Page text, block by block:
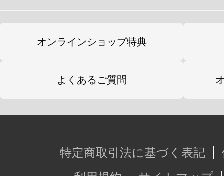
オンラインショップ特典
よくあるご質問
特定商取引法に基づく表記